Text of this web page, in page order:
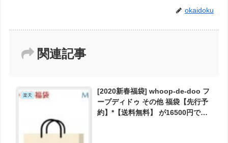
okaidoku
関連記事
楽天
[2020新春福袋] whoop-de-doo フ
ープディドゥ その他 福袋【先行予
約】*【送料無料】 が16500円で予